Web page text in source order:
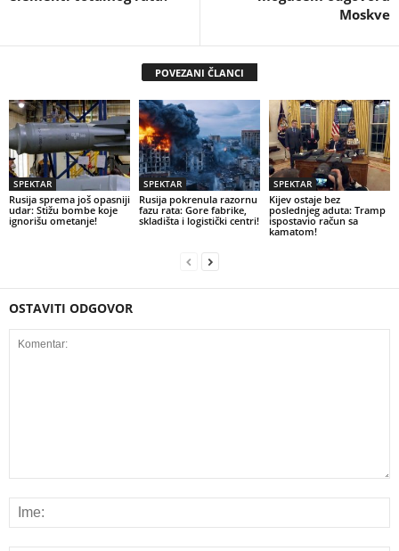
Moskve
POVEZANI ČLANCI
SPEKTAR
Rusija sprema još opasniji
udar: Stižu bombe koje
ignorišu ometanje!
SPEKTAR
Rusija pokrenula razornu
fazu rata: Gore fabrike,
skladišta i logistički centri!
SPEKTAR
Kijev ostaje bez
poslednjeg aduta: Tramp
ispostavio račun sa
kamatom!
OSTAVITI ODGOVOR